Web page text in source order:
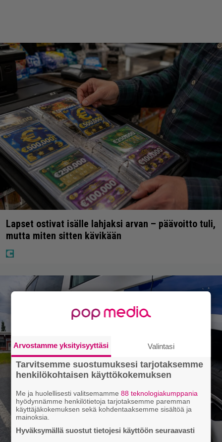
Lapset ostivat isälle lahjaksi arvan – päävoitto tuli,
mutta miten sitten kävikään
Arvostamme yksityisyyttäsi Valintasi
Tarvitsemme suostumuksesi tarjotaksemme
henkilökohtaisen käyttökokemuksen
Me ja huolellisesti valitsemamme88 teknologiakumppania
hyödynnämme henkilötietoja tarjotaksemme paremman
käyttäjäkokemuksen sekä kohdentaaksemme sisältöä ja
mainoksia.
Hyväksymällä suostut tietojesi käyttöön seuraavasti